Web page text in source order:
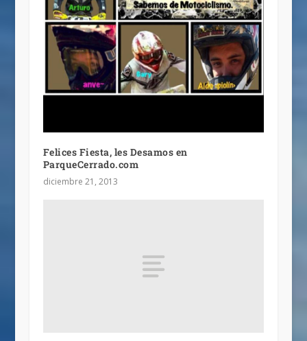
Felices Fiesta, les Desamos en
ParqueCerrado.com
diciembre 21, 2013